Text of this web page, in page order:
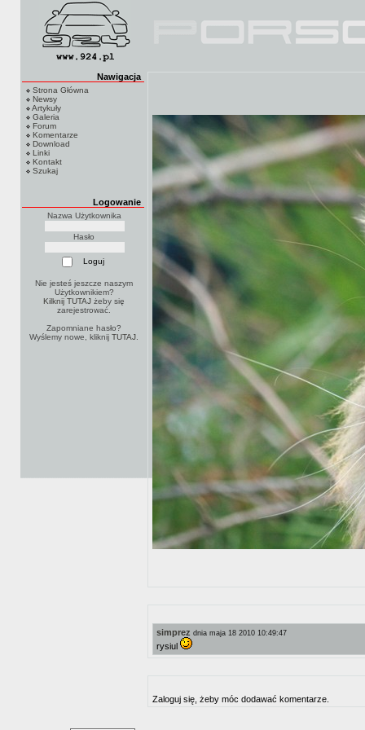
Nawigacja
Strona Główna
Newsy
Artykuły
Galeria
Forum
Komentarze
Download
Linki
Kontakt
Szukaj
Logowanie
Nazwa Użytkownika
Hasło
Nie jesteś jeszcze naszym
Użytkownikiem?
Kilknij TUTAJ żeby się
zarejestrować.
Zapomniane hasło?
Wyślemy nowe, kliknijTUTAJ
simprez dnia maja 18 2010 10:49:47
rysiul
Zaloguj się, żeby móc dodawać komentarze.